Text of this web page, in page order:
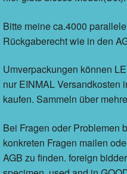
Bitte meine ca.4000
Rückgaberecht wie in den
Umverpackungen können
nur EINMAL Versandkosten
kaufen. Sammeln über
Bei Fragen oder Problemen
konkreten Fragen mailen
AGB zu finden. foreign